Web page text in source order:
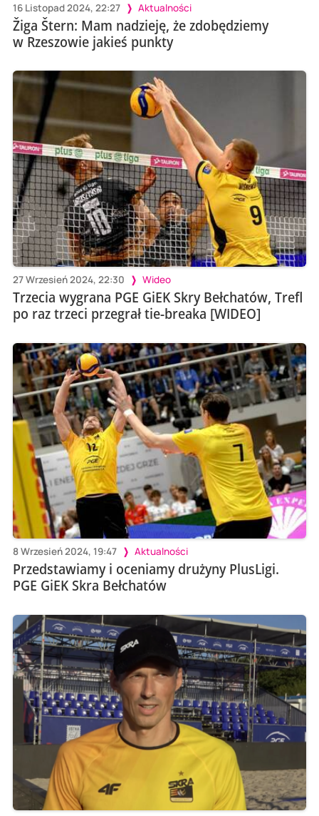
16 Listopad 2024, 22:27 Aktualności
Žiga Štern: Mam nadzieję, że zdobędziemy
w Rzeszowie jakieś punkty
27 Wrzesień 2024, 22:30 Wideo
Trzecia wygrana PGE GiEK Skry Bełchatów, Trefl
po raz trzeci przegrał tie-breaka [WIDEO]
8 Wrzesień 2024, 19:47 Aktualności
Przedstawiamy i oceniamy drużyny PlusLigi.
PGE GiEK Skra Bełchatów